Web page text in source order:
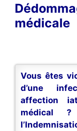
médicale
Vous êtes
d’une
affection
médical ?